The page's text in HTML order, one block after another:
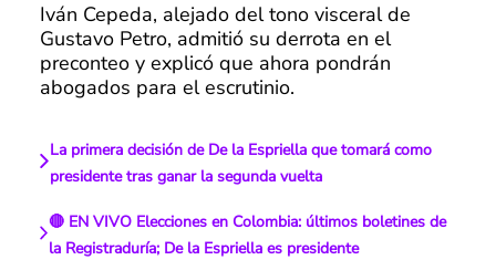
Iván Cepeda, alejado del tono visceral de
Gustavo Petro, admitió su derrota en el
preconteo y explicó que ahora pondrán
abogados para el escrutinio.
La primera decisión de De la Espriella que tomará como
presidente tras ganar la segunda vuelta
🔴 EN VIVO Elecciones en Colombia: últimos boletines de
la Registraduría; De la Espriella es presidente